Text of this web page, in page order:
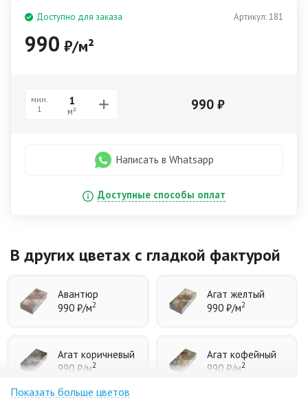
Артикул:181
Доступно для заказа
990 ₽/м²
мин.
1
м² 990 ₽
Написать в Whatsapp
Доступные способы оплат
В других цветах с гладкой фактурой
Авантюр
990 ₽/м2
Агат желтый
990 ₽/м2
Агат коричневый
990 ₽/м2
Агат кофейный
990 ₽/м2
Показать больше цветов